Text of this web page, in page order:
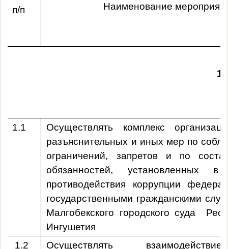
п/п
Наименование
1.
1.1
Осуществлять комплекс
разъяснительных и иных мер по
ограничений, запретов и по
обязанностей, установленных в
противодействия коррупции
государственными гражданскими
Малгобекского городского суда
Ингушетия
1.2
Осуществлять